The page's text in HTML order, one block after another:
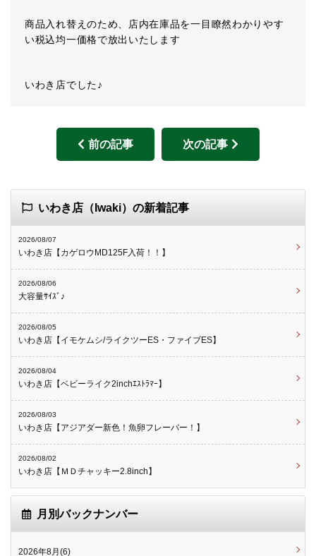
商品入れ替えのため、店内在庫品を一目瞭然わかりやす
い税込均一価格で放出いたします
いわき店でした♪
前の記事 次の記事
いわき店（Iwaki）の新着記事
2026/08/07
いわき店【カゲロウMD125F入荷！！】
2026/08/06
大容量ｻｲｽﾞ♪
2026/08/05
いわき店【イモケムシ/ライクツーES・ファイブES】
2026/08/04
いわき店【ベビーライク2inchｴｽﾄﾗﾏｰ】
2026/08/03
いわき店【アジアダー新色！魚卵フレーバー！】
2026/08/02
いわき店【ＭＤチャッキー2.8inch】
月別バックナンバー
2026年8月(6)